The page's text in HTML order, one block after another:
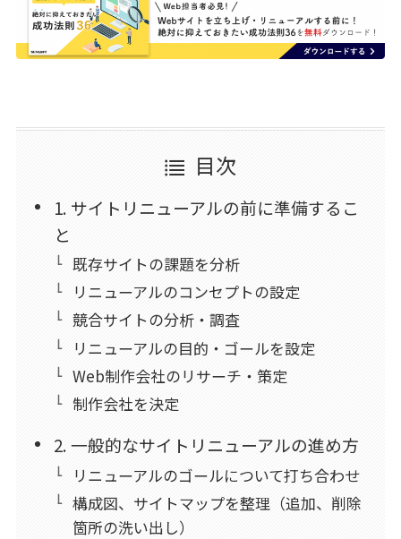
目次
1. サイトリニューアルの前に準備するこ
と
既存サイトの課題を分析
リニューアルのコンセプトの設定
競合サイトの分析・調査
リニューアルの目的・ゴールを設定
Web制作会社のリサーチ・策定
制作会社を決定
2. 一般的なサイトリニューアルの進め方
リニューアルのゴールについて打ち合わせ
構成図、サイトマップを整理（追加、削除
箇所の洗い出し）